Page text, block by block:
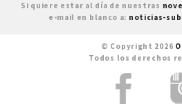
Si quiere estar al día de nuestras
e-mail en blanco a: noticias-
© Copyright 2026
Todos los derechos